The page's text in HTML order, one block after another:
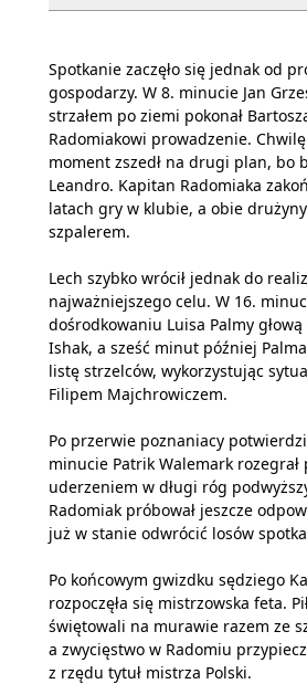
Spotkanie zaczęło się jednak od
gospodarzy. W 8. minucie Jan
strzałem po ziemi pokonał
Radomiakowi prowadzenie.
moment zszedł na drugi plan, bo
Leandro. Kapitan Radomiaka
latach gry w klubie, a obie
szpalerem.
Lech szybko wrócił jednak do
najważniejszego celu. W 16.
dośrodkowaniu Luisa Palmy
Ishak, a sześć minut później
listę strzelców, wykorzystując
Filipem Majchrowiczem.
Po przerwie poznaniacy
minucie Patrik Walemark rozegrał
uderzeniem w długi róg
Radomiak próbował jeszcze
już w stanie odwrócić losów
Po końcowym gwizdku sędziego
rozpoczęła się mistrzowska feta.
świętowali na murawie razem ze
a zwycięstwo w Radomiu
z rzędu tytuł mistrza Polski.